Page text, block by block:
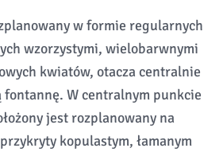
w formie regularnych
wzorzystymi, wielobarwnymi
kwiatów, otacza centralnie
fontannę. W centralnym punkcie
jest rozplanowany na
kopulastym, łamanym